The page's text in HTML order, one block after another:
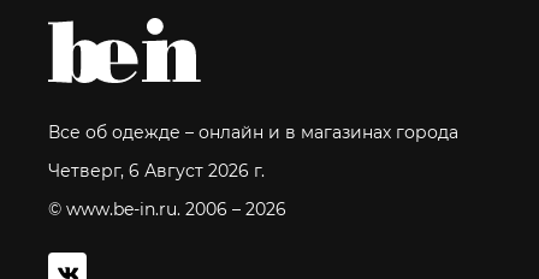
Все об одежде – онлайн и в магазинах города
Четверг, 6 Август 2026 г.
© www.be-in.ru. 2006 – 2026